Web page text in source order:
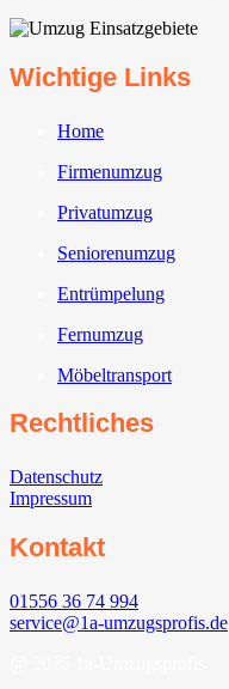
Wichtige Links
Home
Firmenumzug
Privatumzug
Seniorenumzug
Entrümpelung
Fernumzug
Möbeltransport
Rechtliches
Datenschutz
Impressum
Kontakt
01556 36 74 994
service@1a-umzugsprofis.de